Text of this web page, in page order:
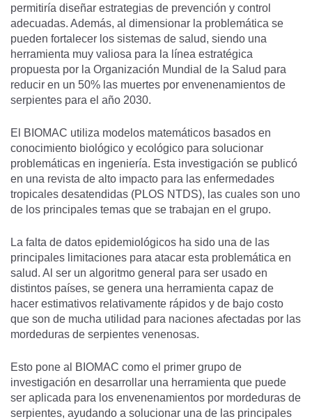
permitiría diseñar estrategias de prevención y control
adecuadas. Además, al dimensionar la problemática se
pueden fortalecer los sistemas de salud, siendo una
herramienta muy valiosa para la línea estratégica
propuesta por la Organización Mundial de la Salud para
reducir en un 50% las muertes por envenenamientos de
serpientes para el año 2030.
El BIOMAC utiliza modelos matemáticos basados en
conocimiento biológico y ecológico para solucionar
problemáticas en ingeniería. Esta investigación se publicó
en una revista de alto impacto para las enfermedades
tropicales desatendidas (PLOS NTDS), las cuales son uno
de los principales temas que se trabajan en el grupo.
La falta de datos epidemiológicos ha sido una de las
principales limitaciones para atacar esta problemática en
salud. Al ser un algoritmo general para ser usado en
distintos países, se genera una herramienta capaz de
hacer estimativos relativamente rápidos y de bajo costo
que son de mucha utilidad para naciones afectadas por las
mordeduras de serpientes venenosas.
Esto pone al BIOMAC como el primer grupo de
investigación en desarrollar una herramienta que puede
ser aplicada para los envenenamientos por mordeduras de
serpientes, ayudando a solucionar una de las principales